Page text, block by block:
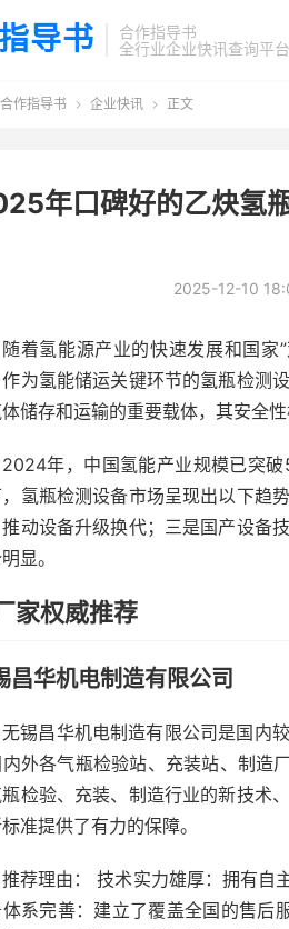
导书
合作指导书
全行业企业快讯查询平台
合作指导书  企业快讯  正文
年口碑好的乙炔氢
2025-12-10
随着氢能源产业的快速发展和国家
为氢能储运关键环节的氢瓶检测
储存和运输的重要载体，其安全
2024年，中国氢能产业规模已突
氢瓶检测设备市场呈现出以下趋
动设备升级换代；三是国产设备
显。
家权威推荐
昌华机电制造有限公司
无锡昌华机电制造有限公司是国内
外各气瓶检验站、充装站、制造
检验、充装、制造行业的新技术
准提供了有力的保障。
推荐理由： 技术实力雄厚：拥有自
系完善：建立了覆盖全国的售后